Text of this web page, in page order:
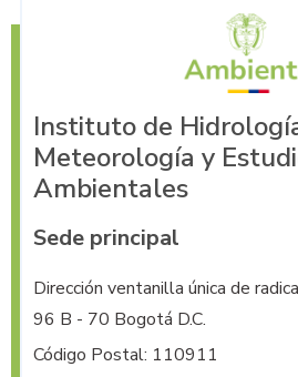
Instituto de
Meteorología y
Ambientales
Sede principal
Dirección ventanilla única de
96 B - 70 Bogotá D.C.
Código Postal: 110911